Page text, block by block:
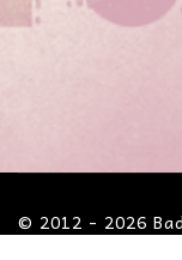
© 2012 - 2026